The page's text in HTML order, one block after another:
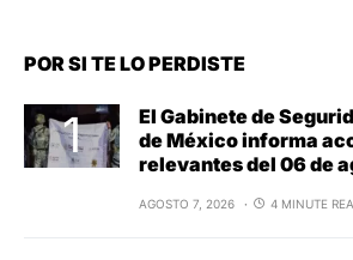
POR SI TE LO PERDISTE
El Gabinete de
de México informa
relevantes del 06 de
AGOSTO 7, 2026 4 MINUTE